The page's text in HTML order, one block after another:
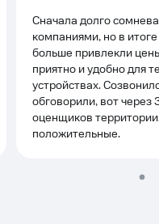
Сначала долго
компаниями, но в
больше привлекли
приятно и удобно для
устройствах.
обговорили, вот через
оценщиков
положительные.